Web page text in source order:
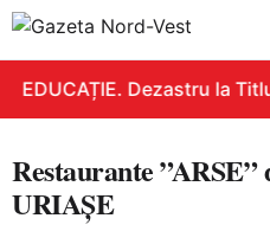
EDUCAȚIE. Dezastru la
Restaurante
URIAȘE